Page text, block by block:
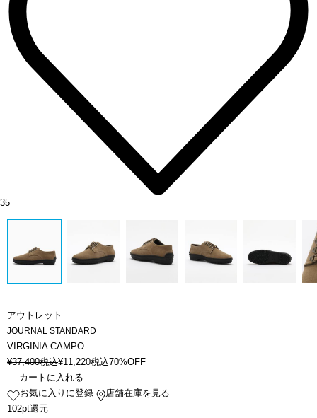
35
アウトレット
JOURNAL STANDARD
VIRGINIA CAMPO
¥37,400税込¥11,220税込70%OFF
カートに入れる
お気に入りに登録
店舗在庫を見る
102pt還元